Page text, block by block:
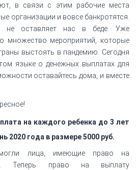
в связи с этим рабочие места
организации и вовсе банкротятся.
не оставляет нас в беде. Уже
множество мероприятий, которые
выстоять в пандемию. Сегодня
языке о денежных выплатах для
оставайтесь дома, и вместе
на каждого ребенка до 3 лет
2020 года в размере 5000 руб.
лица, имеющие право на
Теперь право на выплату